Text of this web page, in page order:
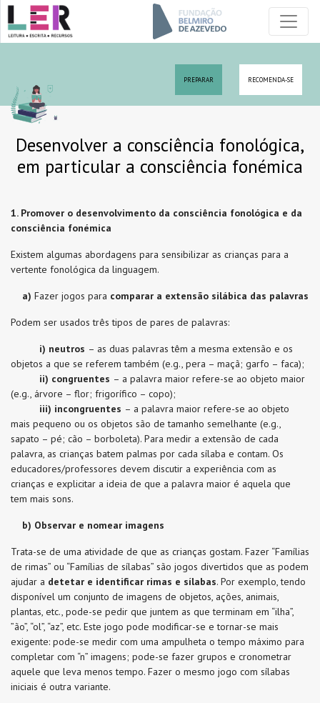
PREPARAR RECOMENDA-SE
Desenvolver a consciência fonológica,
em particular a consciência fonémica
1. Promover o desenvolvimento da consciência fonológica e da
consciência fonémica
Existem algumas abordagens para sensibilizar as crianças para a
vertente fonológica da linguagem.
a) Fazer jogos para comparar a extensão silábica das palavras
Podem ser usados três tipos de pares de palavras:
i) neutros – as duas palavras têm a mesma extensão e os
objetos a que se referem também (e.g., pera – maçã; garfo – faca);
ii) congruentes – a palavra maior refere-se ao objeto maior
(e.g., árvore – flor; frigorífico – copo);
iii) incongruentes – a palavra maior refere-se ao objeto
mais pequeno ou os objetos são de tamanho semelhante (e.g.,
sapato – pé; cão – borboleta). Para medir a extensão de cada
palavra, as crianças batem palmas por cada sílaba e contam. Os
educadores/professores devem discutir a experiência com as
crianças e explicitar a ideia de que a palavra maior é aquela que
tem mais sons.
b) Observar e nomear imagens
Trata-se de uma atividade de que as crianças gostam. Fazer “Famílias
de rimas” ou “Famílias de sílabas” são jogos divertidos que as podem
ajudar a detetar e identificar rimas e sílabas. Por exemplo, tendo
disponível um conjunto de imagens de objetos, ações, animais,
plantas, etc., pode-se pedir que juntem as que terminam em “ilha”,
”ão”, “ol”, “az”, etc. Este jogo pode modificar-se e tornar-se mais
exigente: pode-se medir com uma ampulheta o tempo máximo para
completar com “n” imagens; pode-se fazer grupos e cronometrar
aquele que leva menos tempo. Fazer o mesmo jogo com sílabas
iniciais é outra variante.